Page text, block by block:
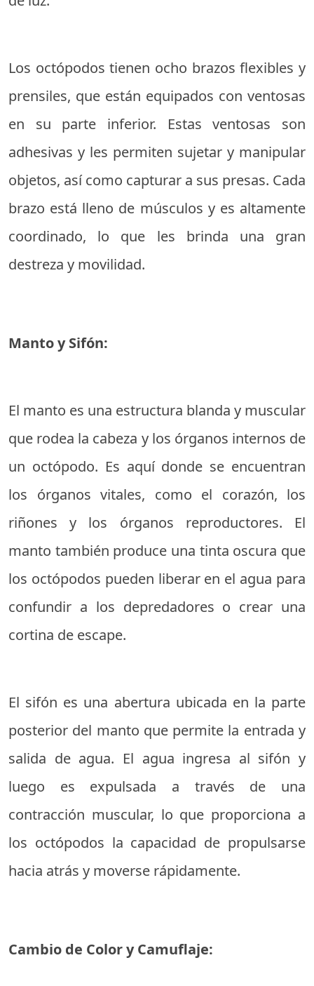
Los octópodos tienen ocho brazos flexibles y
prensiles, que están equipados con ventosas
en su parte inferior. Estas ventosas son
adhesivas y les permiten sujetar y manipular
objetos, así como capturar a sus presas. Cada
brazo está lleno de músculos y es altamente
coordinado, lo que les brinda una gran
destreza y movilidad.
Manto y Sifón:
El manto es una estructura blanda y muscular
que rodea la cabeza y los órganos internos de
un octópodo. Es aquí donde se encuentran
los órganos vitales, como el corazón, los
riñones y los órganos reproductores. El
manto también produce una tinta oscura que
los octópodos pueden liberar en el agua para
confundir a los depredadores o crear una
cortina de escape.
El sifón es una abertura ubicada en la parte
posterior del manto que permite la entrada y
salida de agua. El agua ingresa al sifón y
luego es expulsada a través de una
contracción muscular, lo que proporciona a
los octópodos la capacidad de propulsarse
hacia atrás y moverse rápidamente.
Cambio de Color y Camuflaje: